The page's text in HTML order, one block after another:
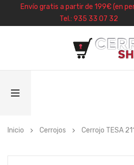
Envío gratis a partir de 199€ (en
Tel.: 935 33 07 32
Inicio Cerrojos Cerrojo TESA